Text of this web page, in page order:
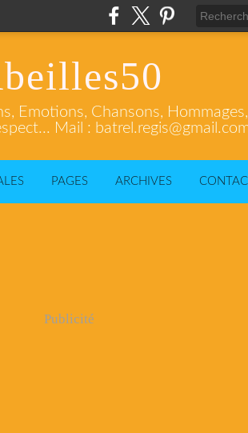
Emotions, Chansons,
Mail :
PAGES ARCHIVES
Publicité